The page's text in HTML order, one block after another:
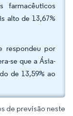
farmacêuticos
alto de 13,67%
respondeu por
se que a Ásia-
de 13,59% ao
de previsão neste